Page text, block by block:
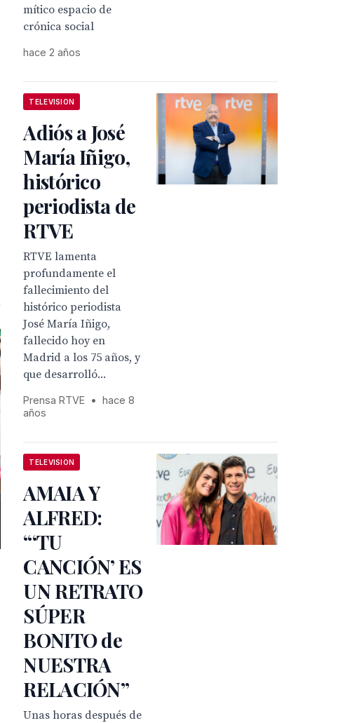
mítico espacio de
crónica social
hace 2 años
TELEVISION
Adiós a José
María Iñigo,
histórico
periodista de
RTVE
RTVE lamenta
profundamente el
fallecimiento del
histórico periodista
José María Iñigo,
fallecido hoy en
Madrid a los 75 años, y
que desarrolló...
Prensa RTVE •
hace 8
años
TELEVISION
AMAIA Y
ALFRED:
“‘TU
CANCIÓN’ ES
UN RETRATO
SÚPER
BONITO de
NUESTRA
RELACIÓN”
Unas horas después de